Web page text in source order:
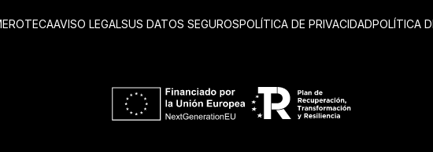
AVISO LEGALSUS DATOS SEGUROSPOLÍTICA DE PRIVACIDADPOLÍTICA